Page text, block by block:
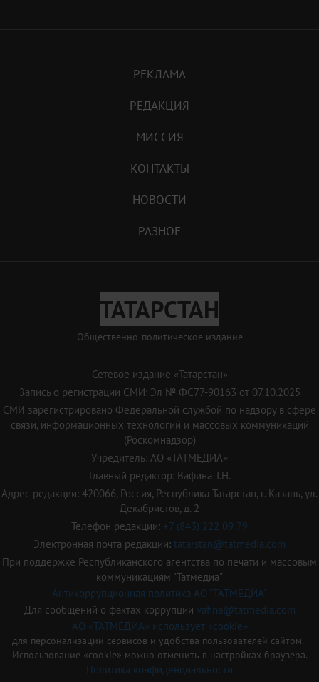
РЕКЛАМА
РЕДАКЦИЯ
МИССИЯ
КОНТАКТЫ
НОВОСТИ
РАЗНОЕ
ТАТАРСТАН
Общественно-политическое издание
Сетевое издание «Татарстан»
Запись о регистрации СМИ: Эл № ФС77-90163 от 07.10.2025
СМИ зарегистрировано Федеральной службой по надзору в сфере
связи, информационных технологий и массовых коммуникаций
(Роскомнадзор)
Учредитель: АО «ТАТМЕДИА»
Главный редактор: Вафина Т.Н.
Адрес редакции: 420066, Россия, Республика Татарстан, г. Казань, ул.
Декабристов, д. 2
Телефон редакции: +7 (843) 222 09 79
Электронная почта редакции: tatarstan@tatmedia.com
При поддержке Республиканского агентства по печати и массовым
коммуникациям "Татмедиа"
Антикоррупционная политика АО "ТАТМЕДИА"
Для сообщений о фактах коррупции vafina@tatmedia.com
АО «ТАТМЕДИА» использует «cookie»
для персонализации сервисов и удобства пользователей сайтом.
Использование «cookie» можно отменить в настройках браузера.
Политика конфиденциальности